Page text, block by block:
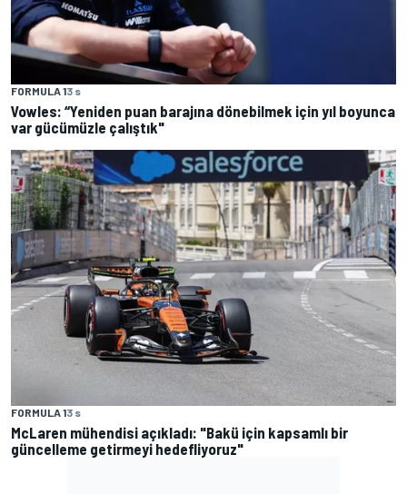
FORMULA 13 s
Vowles: “Yeniden puan barajına dönebilmek için yıl boyunca
var gücümüzle çalıştık"
FORMULA 13 s
McLaren mühendisi açıkladı: "Bakü için kapsamlı bir
güncelleme getirmeyi hedefliyoruz"